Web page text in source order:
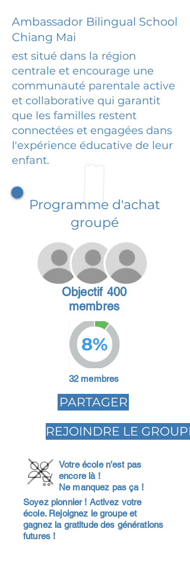
Ambassador Bilingual School
Chiang Mai
est situé dans la région
centrale et encourage une
communauté parentale active
et collaborative qui garantit
que les familles restent
connectées et engagées dans
l'expérience éducative de leur
enfant.
Programme d'achat
groupé
Objectif 400
membres
8%
32 membres
PARTAGER
REJOINDRE LE GROUPE
Votre école n'est pas
encore là !
Ne manquez pas ça !
Soyez pionnier ! Activez votre
école. Rejoignez le groupe et
gagnez la gratitude des générations
futures !